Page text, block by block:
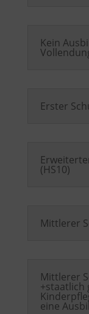
Kein
Erster
(HS10)
Mittlerer
Mittlerer
+staatlich
eine